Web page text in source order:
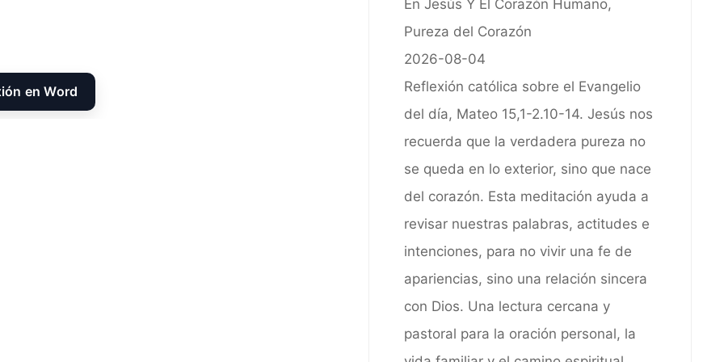
en Word
En Jesús Y El Corazón Humano,
Pureza del Corazón
2026-08-04
Reflexión católica sobre el Evangelio
del día, Mateo 15,1-2.10-14. Jesús nos
recuerda que la verdadera pureza no
se queda en lo exterior, sino que nace
del corazón. Esta meditación ayuda a
revisar nuestras palabras, actitudes e
intenciones, para no vivir una fe de
apariencias, sino una relación sincera
con Dios. Una lectura cercana y
pastoral para la oración personal, la